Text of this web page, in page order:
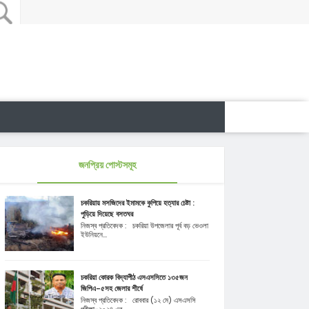
জনপ্রিয় পোস্টসমূহ
চকরিয়ায় মসজিদের ইমামকে কুপিয়ে হত্যার চেষ্টা :
পুড়িয়ে দিয়েছে বসতঘর
নিজস্ব প্রতিবেদক : চকরিয়া উপজেলার পূর্ব বড় ভেওলা
ইউনিয়নে...
চকরিয়া কোরক বিদ্যাপীঠ এসএসসিতে ১৩৫জন
জিপিএ-৫সহ জেলার শীর্ষে
নিজস্ব প্রতিবেদক : রোববার (১২ মে) এসএসসি